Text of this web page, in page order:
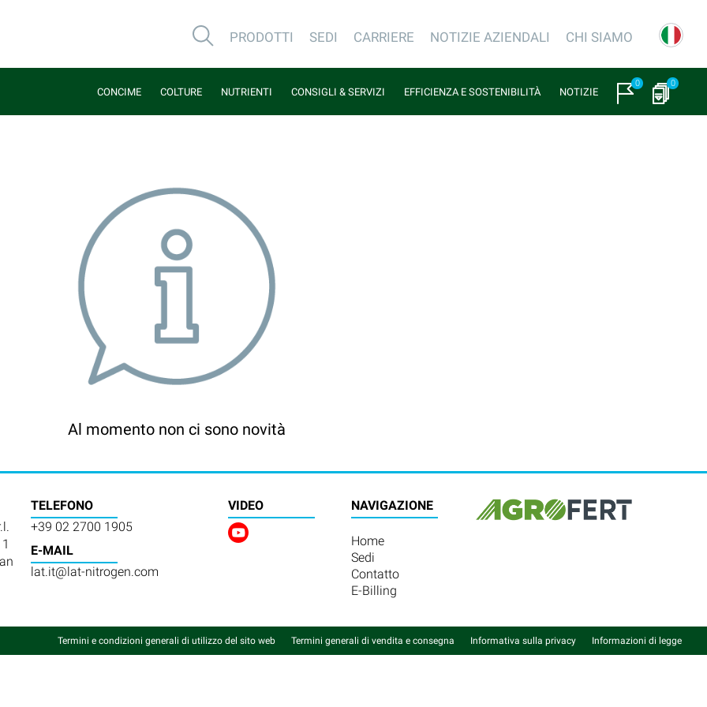
PRODOTTI SEDI CARRIERE NOTIZIE AZIENDALI CHI SIAMO
CONCIME COLTURE NUTRIENTI CONSIGLI & SERVIZI EFFICIENZA E SOSTENIBILITÀ NOTIZIE
0 0
Al momento non ci sono novità
TELEFONO
+39 02 2700 1905
E-MAIL
lat.it@lat-nitrogen.com
VIDEO NAVIGAZIONE
Home
Sedi
Contatto
E-Billing
Termini e condizioni generali di utilizzo del sito web Termini generali di vendita e consegna Informativa sulla privacy Informazioni di legge